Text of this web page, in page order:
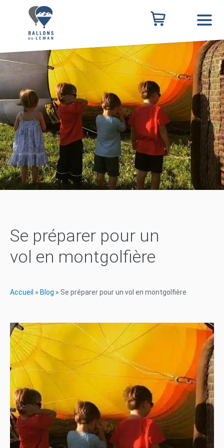
Se préparer pour un
vol en montgolfière
Accueil » Blog » Se préparer pour un vol en montgolfière